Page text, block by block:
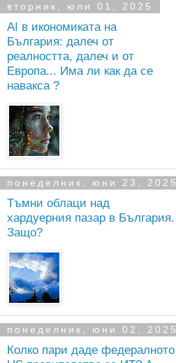
вторник, юли 01, 2025
AI в икономиката на
България: далеч от
реалността, далеч и от
Европа... Има ли как да се
навакса ?
понеделник, юни 23, 2025
Тъмни облаци над
хардуерния пазар в България.
Защо?
понеделник, юни 02, 2025
Колко пари даде федералното